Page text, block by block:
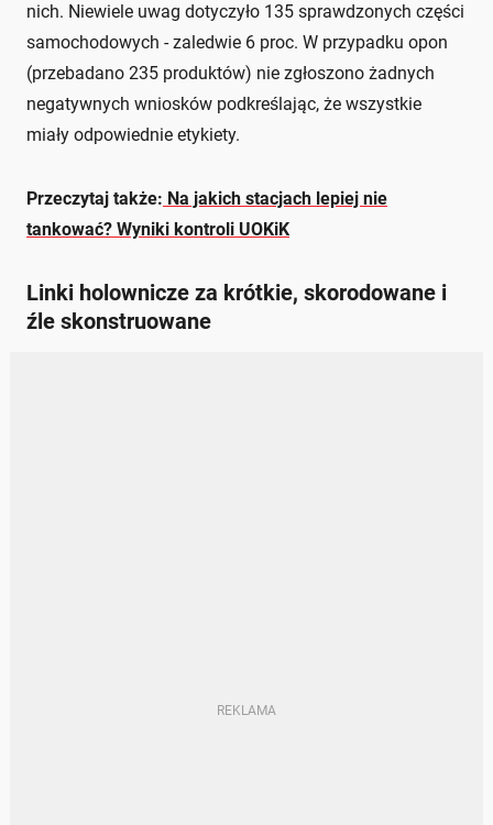
nich. Niewiele uwag dotyczyło 135 sprawdzonych części
samochodowych - zaledwie 6 proc. W przypadku opon
(przebadano 235 produktów) nie zgłoszono żadnych
negatywnych wniosków podkreślając, że wszystkie
miały odpowiednie etykiety.
Przeczytaj także: Na jakich stacjach lepiej nie
tankować? Wyniki kontroli UOKiK
Linki holownicze za krótkie, skorodowane i
źle skonstruowane